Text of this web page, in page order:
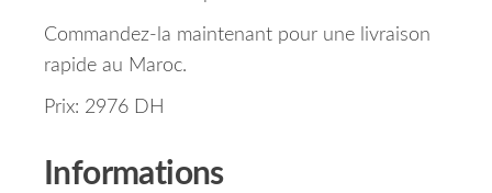
Commandez-la maintenant pour une livraison
rapide au Maroc.
Prix: 2976 DH
Informations